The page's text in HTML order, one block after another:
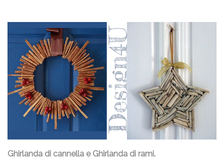
Ghirlanda di cannella e Ghirlanda di rami.